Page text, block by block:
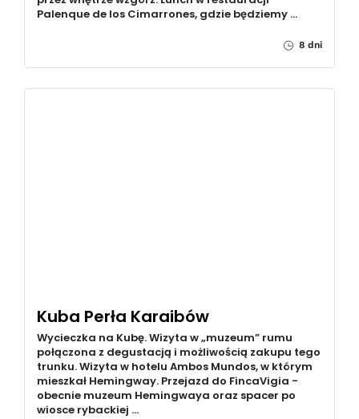
Palenque de los Cimarrones, gdzie będziemy …
8 dni
Kuba Perła Karaibów
Wycieczka na Kubę. Wizyta w „muzeum” rumu
połączona z degustacją i możliwością zakupu tego
trunku. Wizyta w hotelu Ambos Mundos, w którym
mieszkał Hemingway. Przejazd do FincaVigia -
obecnie muzeum Hemingwaya oraz spacer po
wiosce rybackiej …